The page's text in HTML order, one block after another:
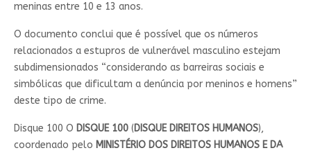
meninas entre 10 e 13 anos.
O documento conclui que é possível que os números
relacionados a estupros de vulnerável masculino estejam
subdimensionados “considerando as barreiras sociais e
simbólicas que dificultam a denúncia por meninos e homens”
deste tipo de crime.
Disque 100 O DISQUE 100(DISQUE DIREITOS HUMANOS),
coordenado pelo MINISTÉRIO DOS DIREITOS HUMANOS E DA